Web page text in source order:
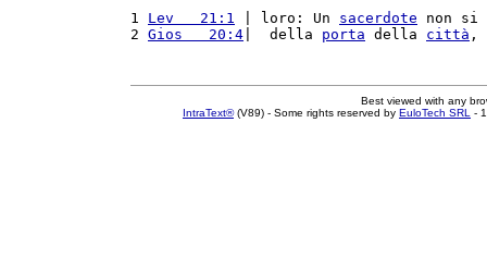
1 Lev   21:1 | loro: Un sacerdote non si
2 Gios   20:4 |  della porta della città ,
Best viewed with any
IntraText®(V89) - Some rights reserved by EuloTech SRL -